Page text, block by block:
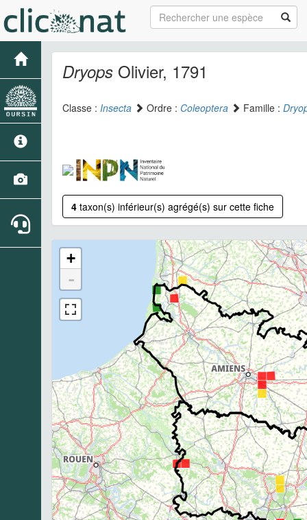
Dryops Olivier, 1791
Classe : Insecta Ordre : Coleoptera Famille :
4 taxon(s) inférieur(s) agrégé(s) sur cette fiche
+
-